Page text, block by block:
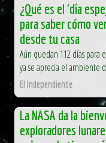
¿Qué es el 'día
para saber cómo
desde tu casa
Aún quedan 112 días para
ya se aprecia el
El Independiente
La NASA da la
exploradores